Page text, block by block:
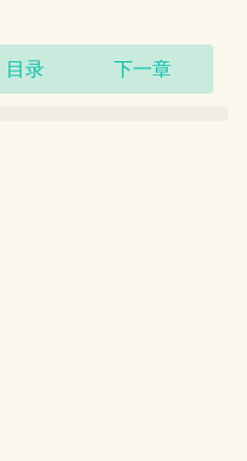
目录 下一章